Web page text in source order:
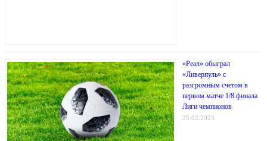
«Реал» обыграл
«Ливерпуль» с
разгромным счетом в
первом матче 1/8 финала
Лиги чемпионов
25.02.2023